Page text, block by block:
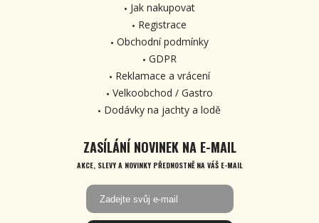
Jak nakupovat
Registrace
Obchodní podmínky
GDPR
Reklamace a vrácení
Velkoobchod / Gastro
Dodávky na jachty a lodě
ZASÍLÁNÍ NOVINEK NA E-MAIL
AKCE, SLEVY A NOVINKY PŘEDNOSTNĚ NA VÁŠ E-MAIL